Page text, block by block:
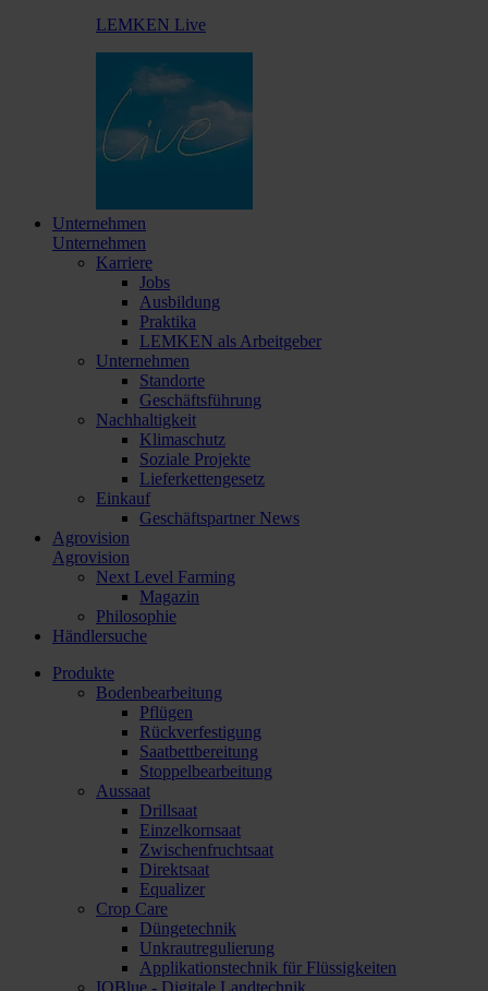
LEMKEN Live
Unternehmen
Unternehmen
Karriere
Jobs
Ausbildung
Praktika
LEMKEN als Arbeitgeber
Unternehmen
Standorte
Geschäftsführung
Nachhaltigkeit
Klimaschutz
Soziale Projekte
Lieferkettengesetz
Einkauf
Geschäftspartner News
Agrovision
Agrovision
Next Level Farming
Magazin
Philosophie
Händlersuche
Produkte
Bodenbearbeitung
Pflügen
Rückverfestigung
Saatbettbereitung
Stoppelbearbeitung
Aussaat
Drillsaat
Einzelkornsaat
Zwischenfruchtsaat
Direktsaat
Equalizer
Crop Care
Düngetechnik
Unkrautregulierung
Applikationstechnik für Flüssigkeiten
IQBlue - Digitale Landtechnik